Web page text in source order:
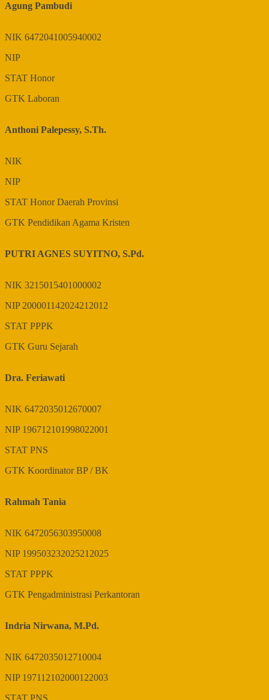
Agung Pambudi
NIK 6472041005940002
NIP
STAT Honor
GTK Laboran
Anthoni Palepessy, S.Th.
NIK
NIP
STAT Honor Daerah Provinsi
GTK Pendidikan Agama Kristen
PUTRI AGNES SUYITNO, S.Pd.
NIK 3215015401000002
NIP200001142024212012
STAT PPPK
GTK Guru Sejarah
Dra. Feriawati
NIK 6472035012670007
NIP 196712101998022001
STAT PNS
GTK Koordinator BP / BK
Rahmah Tania
NIK 6472056303950008
NIP 199503232025212025
STAT PPPK
GTK Pengadministrasi Perkantoran
Indria Nirwana, M.Pd.
NIK 6472035012710004
NIP 197112102000122003